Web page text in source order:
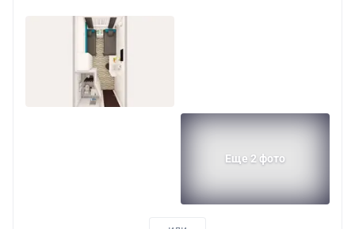
Еще 2 фото